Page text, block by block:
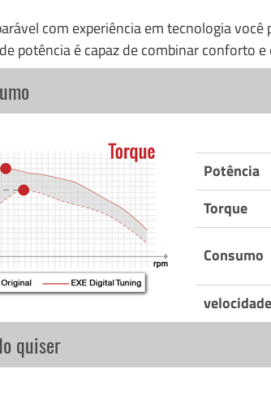
com experiência em tecnologia
potência é capaz de combinar conforto
Potência
Torque
Consumo
velocidade
quiser